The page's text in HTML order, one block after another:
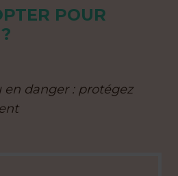
POUR
danger : protégez